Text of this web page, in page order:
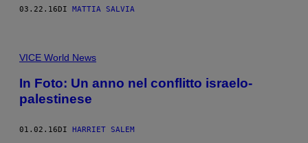
03.22.16DI MATTIA SALVIA
VICE World News
In Foto: Un anno nel conflitto israelo-
palestinese
01.02.16 DI HARRIET SALEM